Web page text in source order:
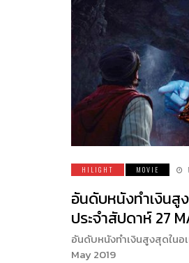
HILIGHT MOVIE
อันดับหนังทำเงินสู
ประจำสัปดาห์ 27
อันดับหนังทำเงินสูงสุดในอ
May 2019